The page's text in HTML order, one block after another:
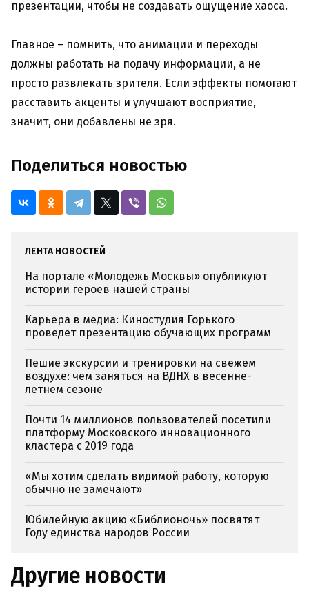
презентации, чтобы не создавать ощущение хаоса.
Главное – помнить, что анимации и переходы
должны работать на подачу информации, а не
просто развлекать зрителя. Если эффекты помогают
расставить акценты и улучшают восприятие,
значит, они добавлены не зря.
Поделиться новостью
ЛЕНТА НОВОСТЕЙ
На портале «Молодежь Москвы» опубликуют
истории героев нашей страны
Карьера в медиа: Киностудия Горького
проведет презентацию обучающих программ
Пешие экскурсии и тренировки на свежем
воздухе: чем заняться на ВДНХ в весенне-
летнем сезоне
Почти 14 миллионов пользователей посетили
платформу Московского инновационного
кластера с 2019 года
«Мы хотим сделать видимой работу, которую
обычно не замечают»
Юбилейную акцию «Библионочь» посвятят
Году единства народов России
Другие новости